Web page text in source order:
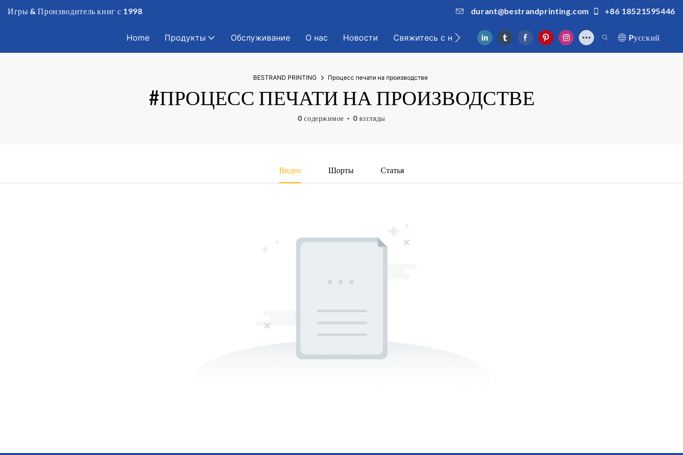
Игры & Производитель книг с 1998 durant@bestrandprinting.com +86 18521595446
Home Продукты Обслуживание О нас Новости Свяжитесь с нами Pусский
BESTRAND PRINTING Процесс печати на производстве
#ПРОЦЕСС ПЕЧАТИ НА ПРОИЗВОДСТВЕ
0 содержимое 0 взгляды
Видео Шорты Статья